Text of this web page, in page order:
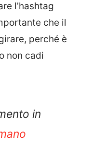
l’hashtag
che il
perché è
non cadi
in